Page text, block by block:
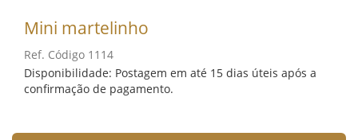
Mini martelinho
Ref. Código 1114
Disponibilidade: Postagem em até 15 dias úteis após a
confirmação de pagamento.